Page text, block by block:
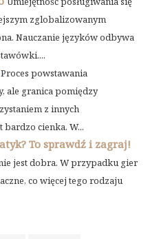
zglobalizowanym
Nauczanie języków odbywa
Proces powstawania
ale granica pomiędzy
z innych
bardzo cienka. W...
To sprawdź i zagraj!
jest dobra. W przypadku gier
co więcej tego rodzaju